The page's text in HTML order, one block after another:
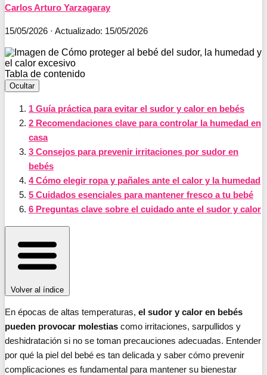
Carlos Arturo Yarzagaray
15/05/2026 · Actualizado: 15/05/2026
Tabla de contenido
Ocultar
1 Guía práctica para evitar el sudor y calor en bebés
2 Recomendaciones clave para controlar la humedad en
casa
3 Consejos para prevenir irritaciones por sudor en
bebés
4Cómo elegir ropa y pañales ante el calor y la humedad
5 Cuidados esenciales para mantener fresco a tu bebé
6 Preguntas clave sobre el cuidado ante el sudor y calor
Volver al índice
En épocas de altas temperaturas, el sudor y calor en bebés
pueden provocar molestias como irritaciones, sarpullidos y
deshidratación si no se toman precauciones adecuadas. Entender
por qué la piel del bebé es tan delicada y saber cómo prevenir
complicaciones es fundamental para mantener su bienestar